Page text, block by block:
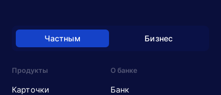
Частным Бизнес
Продукты
Карточки
О банке
Банк